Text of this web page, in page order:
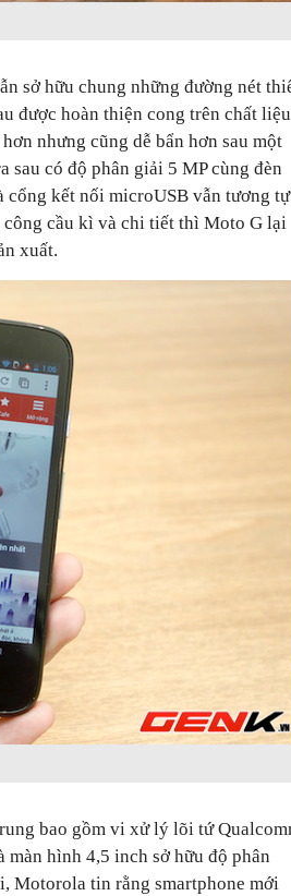
sở hữu chung những đường nét
được hoàn thiện cong trên chất liệu
nhưng cũng dễ bẩn hơn sau một
có độ phân giải 5 MP cùng đèn
cổng kết nối microUSB vẫn tương tự
cầu kì và chi tiết thì Moto G lại
xuất.
bao gồm vi xử lý lõi tứ
màn hình 4,5 inch sở hữu độ phân
Motorola tin rằng smartphone mới